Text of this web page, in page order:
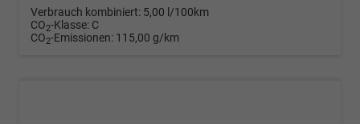
Verbrauch kombiniert: 5,00 l/100km
CO2-Klasse: C
CO2-Emissionen: 115,00 g/km